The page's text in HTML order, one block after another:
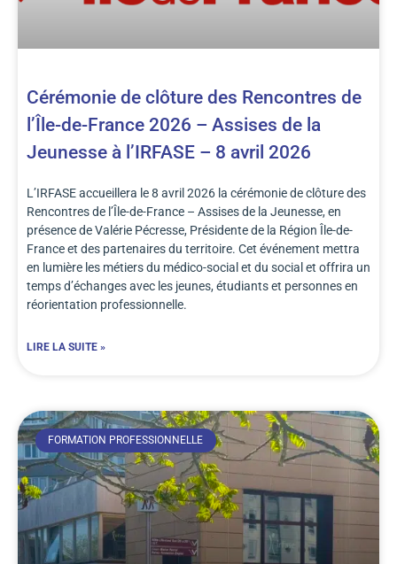
Cérémonie de clôture des Rencontres de
l’Île-de-France 2026 – Assises de la
Jeunesse à l’IRFASE – 8 avril 2026
L’IRFASE accueillera le 8 avril 2026 la cérémonie de clôture des
Rencontres de l’Île-de-France – Assises de la Jeunesse, en
présence de Valérie Pécresse, Présidente de la Région Île-de-
France et des partenaires du territoire. Cet événement mettra
en lumière les métiers du médico-social et du social et offrira un
temps d’échanges avec les jeunes, étudiants et personnes en
réorientation professionnelle.
LIRE LA SUITE »
FORMATION PROFESSIONNELLE